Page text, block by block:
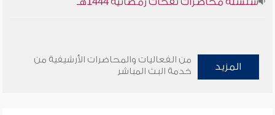
المزيد
من الفعاليات والمحاضرات الأرشيفية من
خدمة البث المباشر